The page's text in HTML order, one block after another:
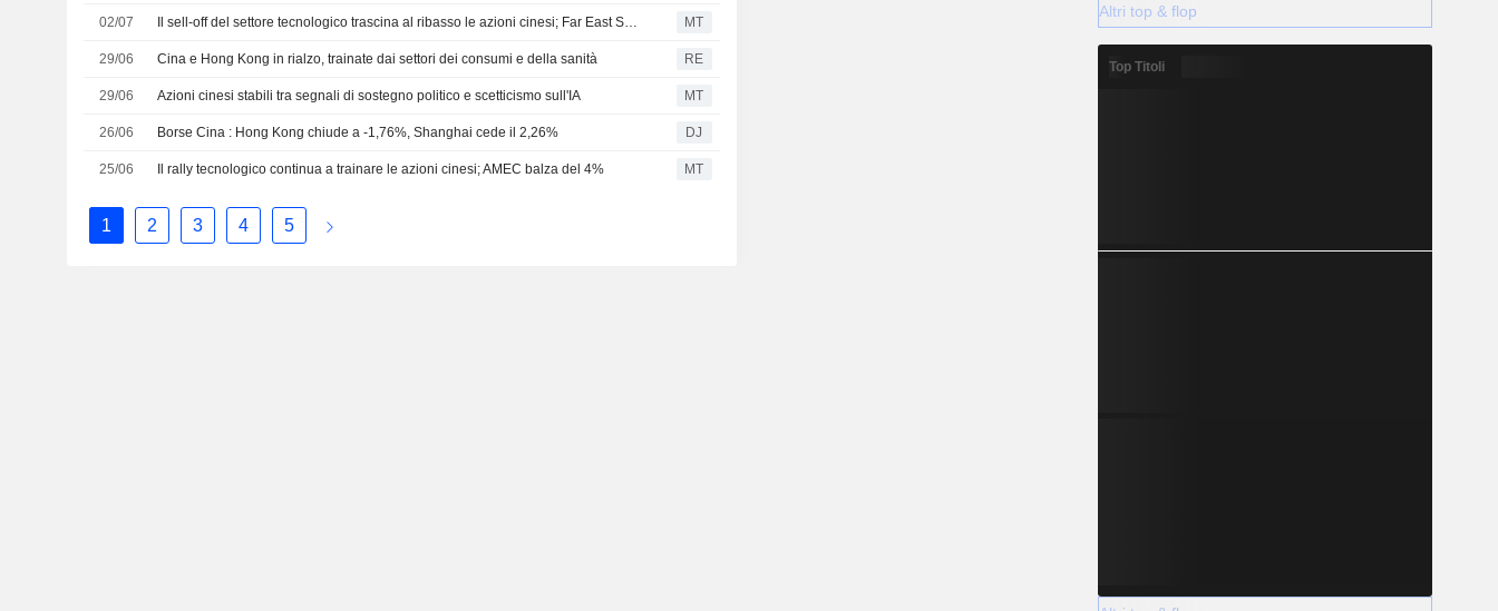
02/07 Il sell-off del settore tecnologico trascina al ribasso le azioni cinesi; Far East Smarter Energy cede l'8% MT
29/06 Cina e Hong Kong in rialzo, trainate dai settori dei consumi e della sanità RE
29/06 Azioni cinesi stabili tra segnali di sostegno politico e scetticismo sull'IA MT
26/06 Borse Cina : Hong Kong chiude a -1,76%, Shanghai cede il 2,26% DJ
25/06 Il rally tecnologico continua a trainare le azioni cinesi; AMEC balza del 4% MT
1 2 3 4 5
Altri top & flop
Top Titoli